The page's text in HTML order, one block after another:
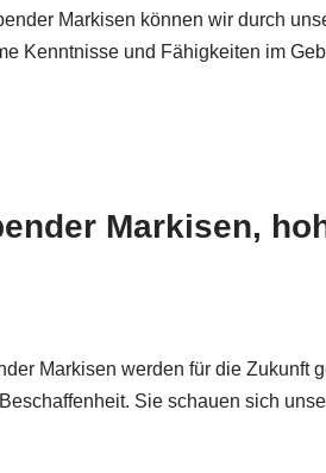
Markisen können wir durch
Kenntnisse und Fähigkeiten im
Markisen,
Markisen werden für die Zukunft
Sie schauen sich